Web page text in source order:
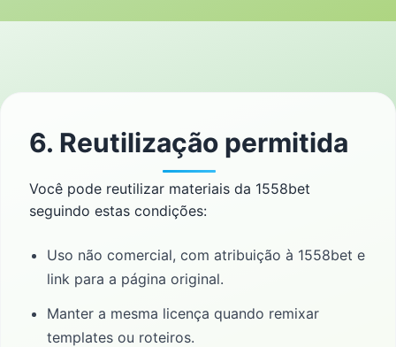
6. Reutilização permitida
Você pode reutilizar materiais da 1558bet
seguindo estas condições:
Uso não comercial, com atribuição à 1558bet e
link para a página original.
Manter a mesma licença quando remixar
templates ou roteiros.